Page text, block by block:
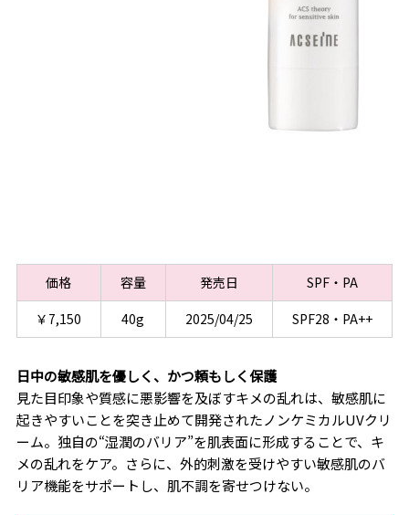
価格 容量 発売日
SPF・PA
￥7,150
40g 2025/04/25 SPF28・PA++
日中の敏感肌を優しく、かつ頼もしく保護
見た目印象や質感に悪影響を及ぼすキメの乱れは、敏感肌に
起きやすいことを突き止めて開発されたノンケミカルUVクリ
ーム。独自の“湿潤のバリア”を肌表面に形成することで、キ
メの乱れをケア。さらに、外的刺激を受けやすい敏感肌のバ
リア機能をサポートし、肌不調を寄せつけない。